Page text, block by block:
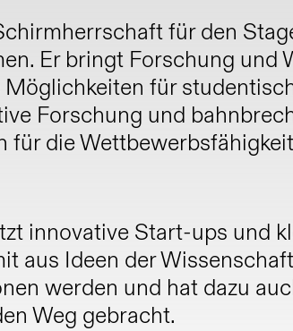
für den
Er bringt Forschung und
für
Forschung und
die
innovative Start-ups und
aus Ideen der
werden und hat dazu
Weg gebracht.